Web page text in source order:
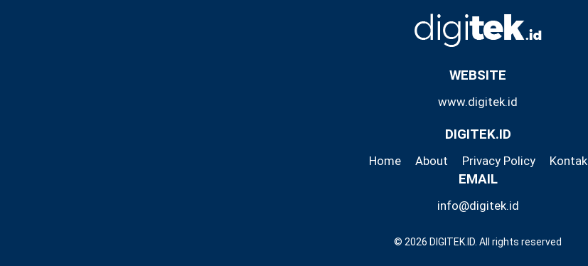
WEBSITE
www.digitek.id
DIGITEK.ID
Home About Privacy Policy Kontak
EMAIL
info@digitek.id
© 2026 DIGITEK.ID. All rights reserved